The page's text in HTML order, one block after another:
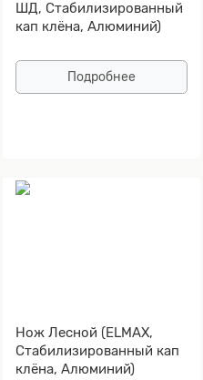
ШД, Стабилизированный
кап клёна, Алюминий)
Подробнее
Нож Лесной (ELMAX,
Стабилизированный кап
клёна, Алюминий)